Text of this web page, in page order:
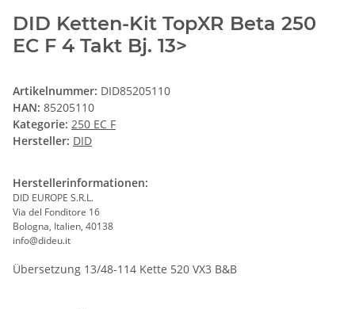
DID Ketten-Kit TopXR Beta 250
EC F 4 Takt Bj. 13>
Artikelnummer: DID85205110
HAN: 85205110
Kategorie: 250 EC F
Hersteller: DID
Herstellerinformationen:
DID EUROPE S.R.L.
Via del Fonditore 16
Bologna, Italien, 40138
info@dideu.it
Übersetzung 13/48-114 Kette 520 VX3 B&B